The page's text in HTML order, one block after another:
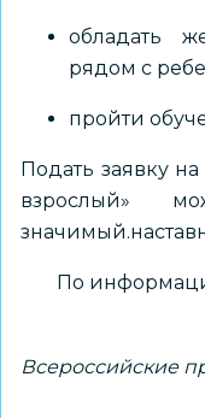
обладать
рядом с
пройти
Подать заявку
взрослый»
По
Всероссийские